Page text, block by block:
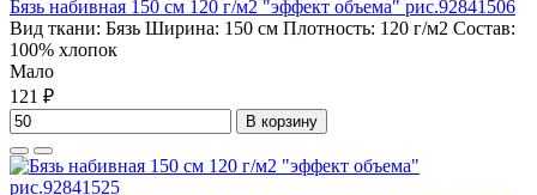
Бязь набивная 150 см 120 г/м2 "эффект объема" рис.92841506
Вид ткани: Бязь Ширина: 150 см Плотность: 120 г/м2 Состав:
100% хлопок
Мало
121 ₽
В корзину